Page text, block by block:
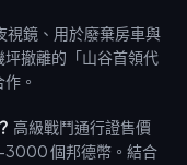
視鏡、用於廢棄房車與
撤離的「山谷首領代
。
高級戰鬥通行證售價
個邦德幣。結合